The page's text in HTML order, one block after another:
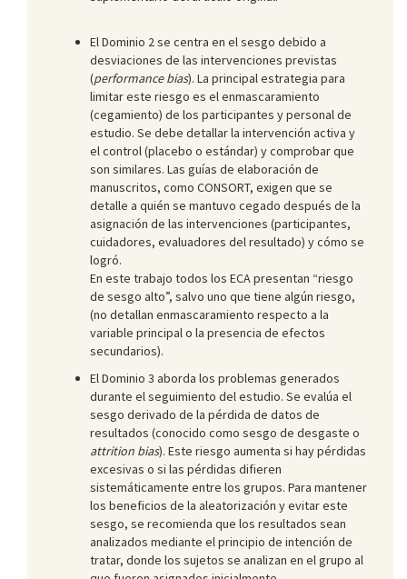
El Dominio 2 se centra en el sesgo debido a
desviaciones de las intervenciones previstas
(performance bias). La principal estrategia para
limitar este riesgo es el enmascaramiento
(cegamiento) de los participantes y personal de
estudio. Se debe detallar la intervención activa y
el control (placebo o estándar) y comprobar que
son similares. Las guías de elaboración de
manuscritos, como CONSORT, exigen que se
detalle a quién se mantuvo cegado después de la
asignación de las intervenciones (participantes,
cuidadores, evaluadores del resultado) y cómo se
logró.
En este trabajo todos los ECA presentan “riesgo
de sesgo alto”, salvo uno que tiene algún riesgo,
(no detallan enmascaramiento respecto a la
variable principal o la presencia de efectos
secundarios).
El Dominio 3 aborda los problemas generados
durante el seguimiento del estudio. Se evalúa el
sesgo derivado de la pérdida de datos de
resultados (conocido como sesgo de desgaste o
attrition bias). Este riesgo aumenta si hay pérdidas
excesivas o si las pérdidas difieren
sistemáticamente entre los grupos. Para mantener
los beneficios de la aleatorización y evitar este
sesgo, se recomienda que los resultados sean
analizados mediante el principio de intención de
tratar, donde los sujetos se analizan en el grupo al